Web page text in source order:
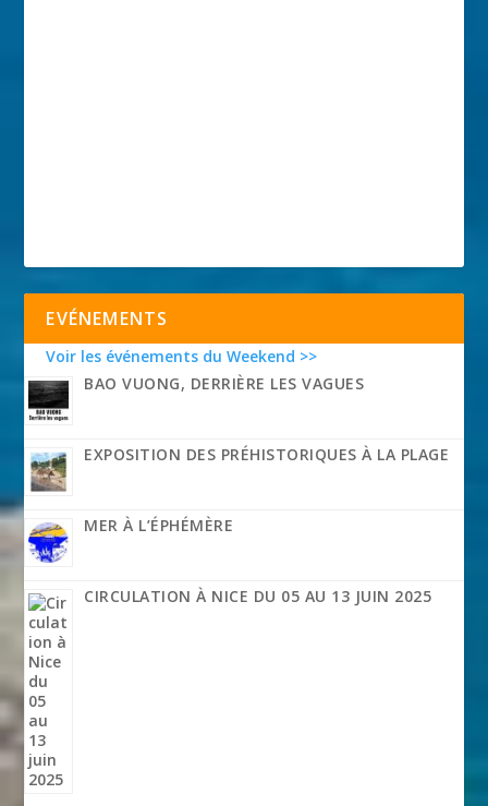
EVÉNEMENTS
Voir les événements du Weekend >>
BAO VUONG, DERRIÈRE LES VAGUES
EXPOSITION DES PRÉHISTORIQUES À LA PLAGE
MER À L’ÉPHÉMÈRE
CIRCULATION À NICE DU 05 AU 13 JUIN 2025